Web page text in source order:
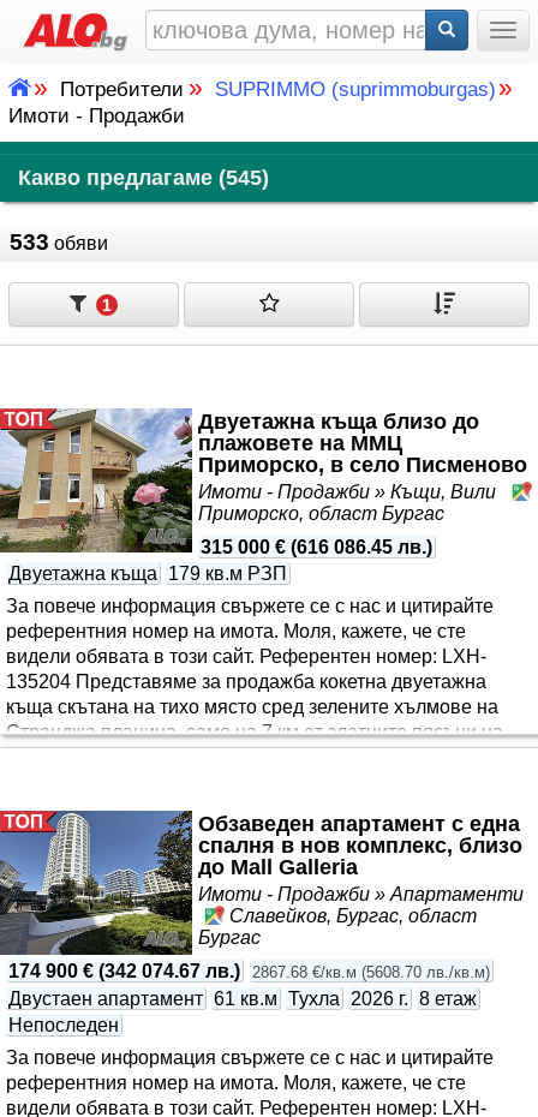
» Потребители» SUPRIMMO (suprimmoburgas) »
Имоти - Продажби
Какво предлагаме (545)
533 обяви
1
Двуетажна къща близо до
плажовете на ММЦ
Приморско, в село Писменово
Имоти - Продажби » Къщи, Вили
Приморско, област Бургас
315 000 € (616 086.45 лв.)
Двуетажна къща 179 кв.м РЗП
За повече информация свържете се с нас и цитирайте
референтния номер на имота. Моля, кажете, че сте
видeли обявата в този сайт. Референтен номер: LXH-
135204 Представяме за продажба кокетна двуетажна
къща скътана на тихо място сред зелените хълмове на
Странджа планина, само на 7 км от златните пясъци на
състояние. Имотът е с обща застроена площ от 180 кв.м,
разположен върху двор с площ от 820 кв.м, красиво
озеленен, с възможност за изграждане на басейн, кът за
барбекю или цветн..
Обзаведен апартамент с една
спалня в нов комплекс, близо
до Mall Galleria
Имоти - Продажби » Апартаменти
Славейков, Бургас, област
Бургас
174 900 € (342 074.67 лв.) 2867.68 €/кв.м (5608.70 лв./кв.м)
Двустаен апартамент 61 кв.м Тухла 2026 г. 8 етаж
Непоследен
За повече информация свържете се с нас и цитирайте
референтния номер на имота. Моля, кажете, че сте
видeли обявата в този сайт. Референтен номер: LXH-